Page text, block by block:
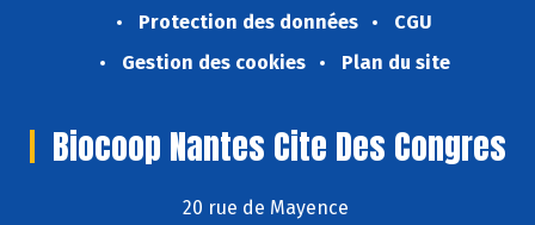
Protection des données
CGU
Gestion des cookies
Plan du site
Biocoop Nantes Cite Des Congres
20 rue de Mayence